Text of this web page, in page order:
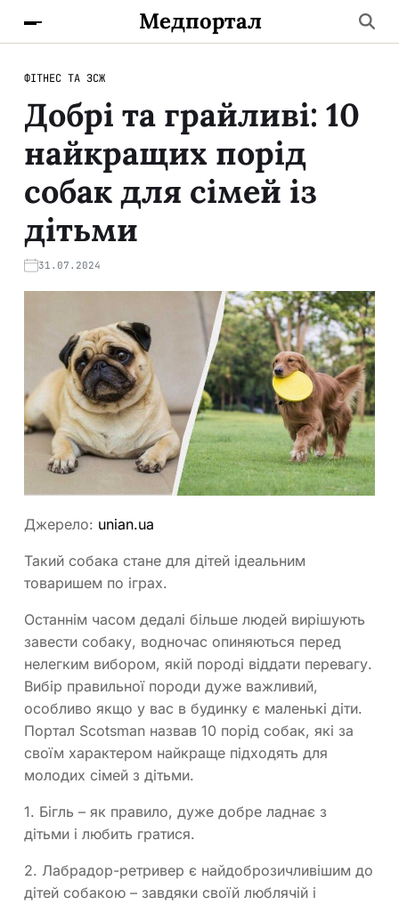
Медпортал
ФІТНЕС ТА ЗСЖ
Добрі та грайливі: 10
найкращих порід
собак для сімей із
дітьми
31.07.2024
Джерело: unian.ua
Такий собака стане для дітей ідеальним
товаришем по іграх.
Останнім часом дедалі більше людей вирішують
завести собаку, водночас опиняються перед
нелегким вибором, якій породі віддати перевагу.
Вибір правильної породи дуже важливий,
особливо якщо у вас в будинку є маленькі діти.
Портал Scotsman назвав 10 порід собак, які за
своїм характером найкраще підходять для
молодих сімей з дітьми.
1. Бігль – як правило, дуже добре ладнає з
дітьми і любить гратися.
2. Лабрадор-ретривер є найдоброзичливішим до
дітей собакою – завдяки своїй люблячій і